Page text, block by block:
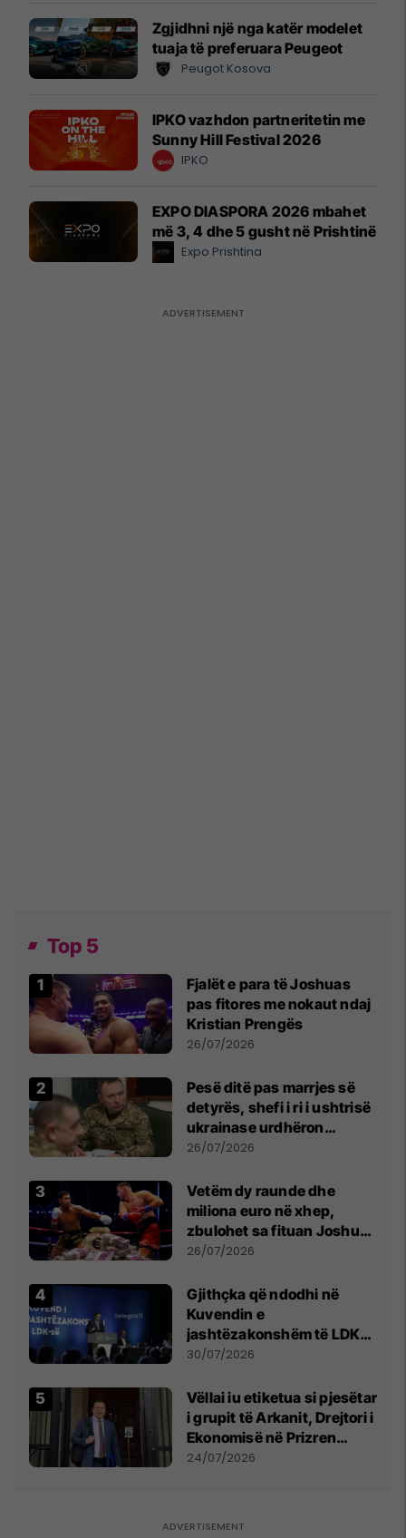
Zgjidhni një nga katër modelet
tuaja të preferuara Peugeot
Peugot Kosova
IPKO vazhdon partneritetin me
Sunny Hill Festival 2026
IPKO
EXPO DIASPORA 2026 mbahet
më 3, 4 dhe 5 gusht në Prishtinë
Expo Prishtina
Top 5
Fjalët e para të Joshuas
pas fitores me nokaut ndaj
Kristian Prengës
26/07/2026
Pesë ditë pas marrjes së
detyrës, shefi i ri i ushtrisë
ukrainase urdhëron
kontroll të madh
26/07/2026
Vetëm dy raunde dhe
miliona euro në xhep,
zbulohet sa fituan Joshua
e Prenga
26/07/2026
Gjithçka që ndodhi në
Kuvendin e
jashtëzakonshëm të LDK-
së
30/07/2026
Vëllai iu etiketua si pjesëtar
i grupit të Arkanit, Drejtori i
Ekonomisë në Prizren
mohon pretendimet
24/07/2026